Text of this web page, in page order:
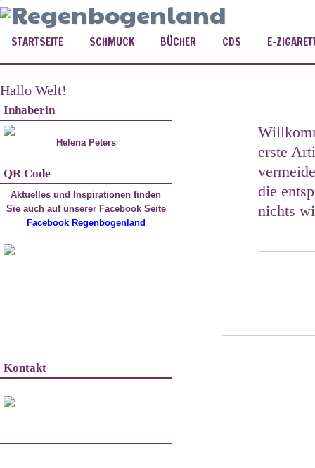
STARTSEITE SCHMUCK BÜCHER CDS E-
Hallo Welt!
Inhaberin
Helena Peters
QR Code
Aktuelles und Inspirationen finden
Sie auch auf unserer Facebook Seite
Facebook Regenbogenland
Kontakt
erste
die
nichts